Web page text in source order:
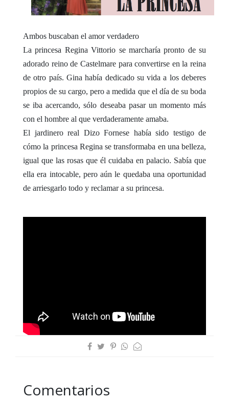
Ambos buscaban el amor verdadero
La princesa Regina Vittorio se marcharía pronto de su
adorado reino de Castelmare para convertirse en la reina
de otro país. Gina había dedicado su vida a los deberes
propios de su cargo, pero a medida que el día de su boda
se iba acercando, sólo deseaba pasar un momento más
con el hombre al que verdaderamente amaba.
El jardinero real Dizo Fornese había sido testigo de
cómo la princesa Regina se transformaba en una belleza,
igual que las rosas que él cuidaba en palacio. Sabía que
ella era intocable, pero aún le quedaba una oportunidad
de arriesgarlo todo y reclamar a su princesa.
Comentarios